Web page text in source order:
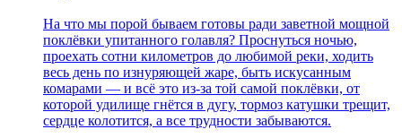
На что мы порой бываем готовы ради заветной мощной
поклёвки упитанного голавля? Проснуться ночью,
проехать сотни километров до любимой реки, ходить
весь день по изнуряющей жаре, быть искусанным
комарами — и всё это из-за той самой поклёвки, от
которой удилище гнётся в дугу, тормоз катушки трещит,
сердце колотится, а все трудности забываются.